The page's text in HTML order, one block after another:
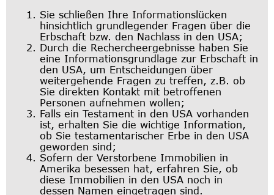
Sie schließen Ihre Informationslücken
hinsichtlich grundlegender Fragen über die
Erbschaft bzw. den Nachlass in den USA;
Durch die Rechercheergebnisse haben Sie
eine Informationsgrundlage zur Erbschaft in
den USA, um Entscheidungen über
weitergehende Fragen zu treffen, z.B. ob
Sie direkten Kontakt mit betroffenen
Personen aufnehmen wollen;
Falls ein Testament in den USA vorhanden
ist, erhalten Sie die wichtige Information,
ob Sie testamentarischer Erbe in den USA
geworden sind;
Sofern der Verstorbene Immobilien in
Amerika besessen hat, erfahren Sie, ob
diese Immobilien in den USA noch in
dessen Namen eingetragen sind.